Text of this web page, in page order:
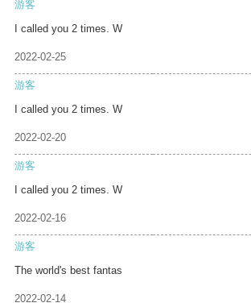
游客
I called you 2 times. W
2022-02-25
游客
I called you 2 times. W
2022-02-20
游客
I called you 2 times. W
2022-02-16
游客
The world's best fantas
2022-02-14